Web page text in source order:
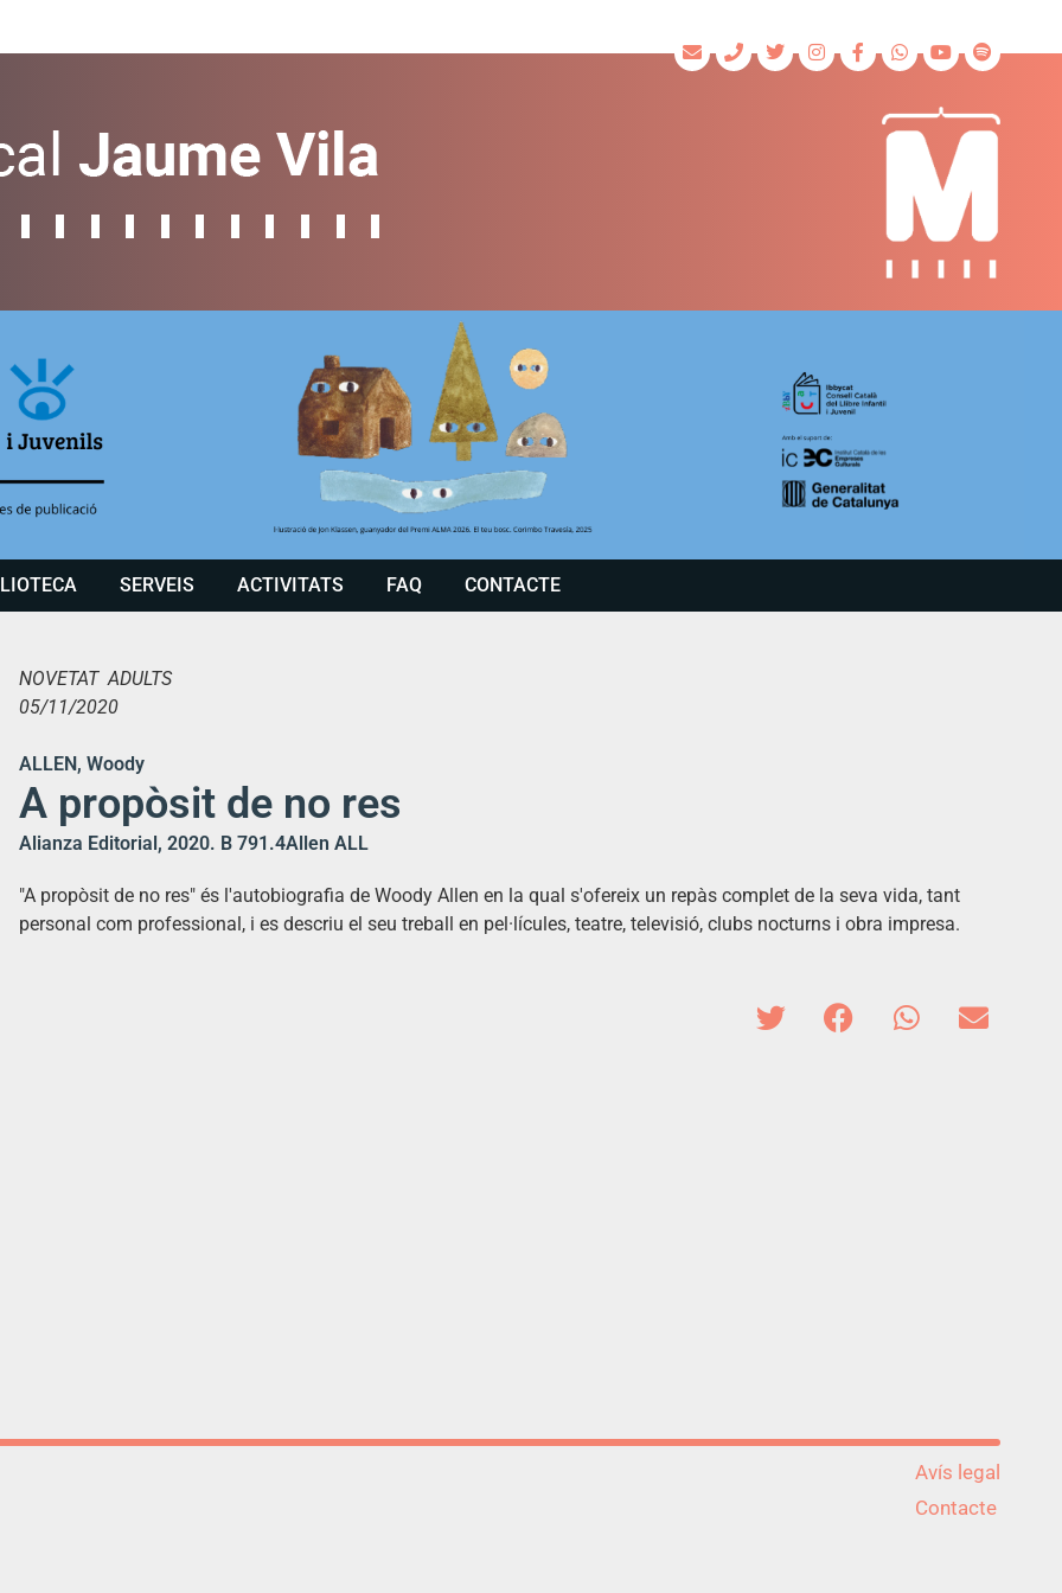
SERVEIS ACTIVITATS FAQ CONTACTE
NOVETAT ADULTS
05/11/2020
ALLEN, Woody
A propòsit de no res
Alianza Editorial, 2020. B 791.4Allen ALL
"A propòsit de no res" és l'autobiografia de Woody Allen en la qual s'ofereix un repàs complet de la seva vida, tant
personal com professional, i es descriu el seu treball en pel·lícules, teatre, televisió, clubs nocturns i obra impresa.
Avís legal
Contacte